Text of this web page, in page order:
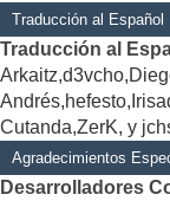
Traducción al Español
Traducción al
Cutanda,ZerK, y
Agradecimientos
Desarrolladores